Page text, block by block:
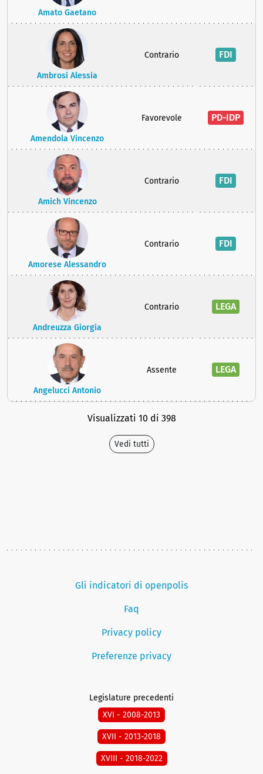
Amato Gaetano
Ambrosi Alessia
Contrario FDI
Amendola Vincenzo
Favorevole PD-IDP
Amich Vincenzo
Contrario FDI
Amorese Alessandro
Contrario FDI
Andreuzza Giorgia
Contrario LEGA
Angelucci Antonio
Assente LEGA
Visualizzati 10 di 398
Vedi tutti
Gli indicatori di openpolis
Faq
Privacy policy
Preferenze privacy
Legislature precedenti
XVI - 2008-2013
XVII - 2013-2018
XVIII - 2018-2022